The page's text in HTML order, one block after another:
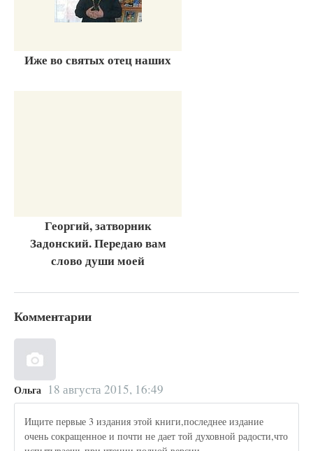
Иже во святых отец наших
Георгий, затворник
Задонский. Передаю вам
слово души моей
Комментарии
Ольга 18 августа 2015, 16:49
Ищите первые 3 издания этой книги,последнее издание
очень сокращенное и почти не дает той духовной радости,что